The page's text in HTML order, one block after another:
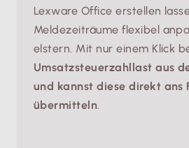
Lexware Office erstellen
Meldezeiträume flexibel
elstern. Mit nur einem Klick
Umsatzsteuerzahllast aus
und kannst diese direkt ans
übermitteln.